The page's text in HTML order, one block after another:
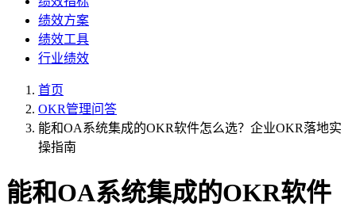
绩效方案
绩效工具
行业绩效
首页
OKR管理问答
能和OA系统集成的OKR软件怎么选？企业OKR落地实
操指南
能和OA系统集成的OKR软件